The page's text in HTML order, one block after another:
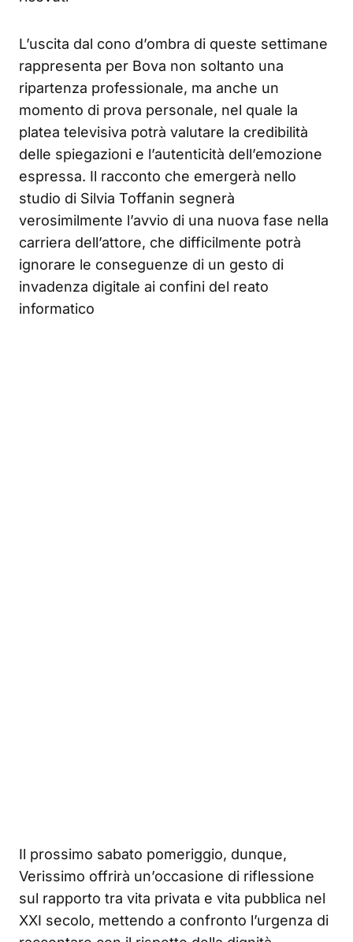
L’uscita dal cono d’ombra di queste settimane
rappresenta per Bova non soltanto una
ripartenza professionale, ma anche un
momento di prova personale, nel quale la
platea televisiva potrà valutare la credibilità
delle spiegazioni e l’autenticità dell’emozione
espressa. Il racconto che emergerà nello
studio di Silvia Toffanin segnerà
verosimilmente l’avvio di una nuova fase nella
carriera dell’attore, che difficilmente potrà
ignorare le conseguenze di un gesto di
invadenza digitale ai confini del reato
informatico
Il prossimo sabato pomeriggio, dunque,
Verissimo offrirà un’occasione di riflessione
sul rapporto tra vita privata e vita pubblica nel
XXI secolo, mettendo a confronto l’urgenza di